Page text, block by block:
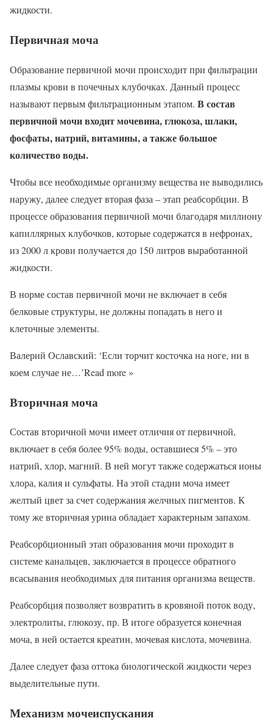
жидкости.
Первичная моча
Образование первичной мочи происходит при фильтрации
плазмы крови в почечных клубочках. Данный процесс
называют первым фильтрационным этапом. В состав
первичной мочи входит мочевина, глюкоза, шлаки,
фосфаты, натрий, витамины, а также большое
количество воды.
Чтобы все необходимые организму вещества не выводились
наружу, далее следует вторая фаза – этап реабсорбции. В
процессе образования первичной мочи благодаря миллиону
капиллярных клубочков, которые содержатся в нефронах,
из 2000 л крови получается до 150 литров выработанной
жидкости.
В норме состав первичной мочи не включает в себя
белковые структуры, не должны попадать в него и
клеточные элементы.
Валерий Ославский: ‘Если торчит косточка на ноге, ни в
коем случае не…’Read more »
Вторичная моча
Состав вторичной мочи имеет отличия от первичной,
включает в себя более 95% воды, оставшиеся 5% – это
натрий, хлор, магний. В ней могут также содержаться ионы
хлора, калия и сульфаты. На этой стадии моча имеет
желтый цвет за счет содержания желчных пигментов. К
тому же вторичная урина обладает характерным запахом.
Реабсорбционный этап образования мочи проходит в
системе канальцев, заключается в процессе обратного
всасывания необходимых для питания организма веществ.
Реабсорбция позволяет возвратить в кровяной поток воду,
электролиты, глюкозу, пр. В итоге образуется конечная
моча, в ней остается креатин, мочевая кислота, мочевина.
Далее следует фаза оттока биологической жидкости через
выделительные пути.
Механизм мочеиспускания